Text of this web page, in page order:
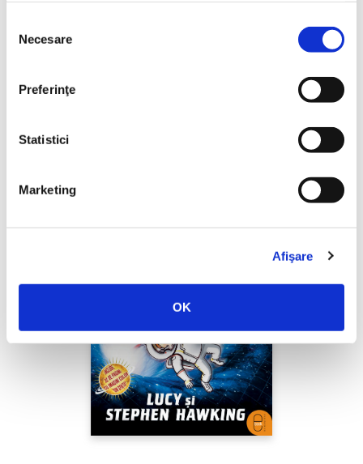
consimțământului
Necesare
Preferinţe
Statistici
Marketing
Afişare
OK
Stephen Hawking, Lucy Hawking,
George şi